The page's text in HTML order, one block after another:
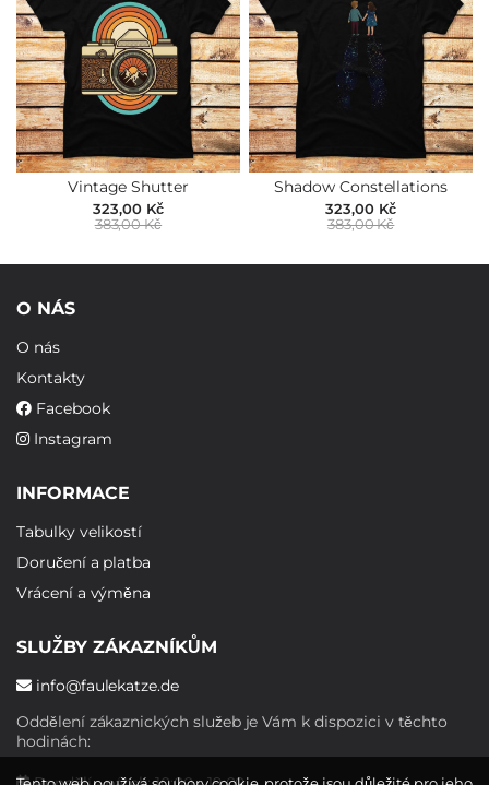
Vintage Shutter
323,00 Kč
383,00 Kč
Shadow Constellations
323,00 Kč
383,00 Kč
O NÁS
O nás
Kontakty
Facebook
Instagram
INFORMACE
Tabulky velikostí
Doručení a platba
Vrácení a výměna
SLUŽBY ZÁKAZNÍKŮM
info@faulekatze.de
Oddělení zákaznických služeb je Vám k dispozici v těchto
hodinách: